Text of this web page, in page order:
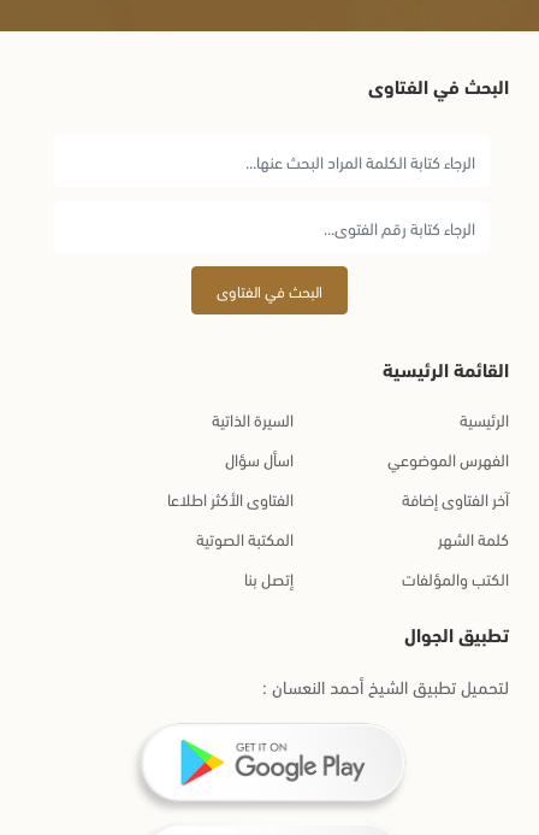
البحث في الفتاوى
البحث في الفتاوى
القائمة الرئيسية
الرئيسية
السيرة الذاتية
الفهرس الموضوعي
اسأل سؤال
آخر الفتاوى إضافة
الفتاوى الأكثر اطلاعا
كلمة الشهر
المكتبة الصوتية
الكتب والمؤلفات
إتصل بنا
تطبيق الجوال
لتحميل تطبيق الشيخ أحمد النعسان :